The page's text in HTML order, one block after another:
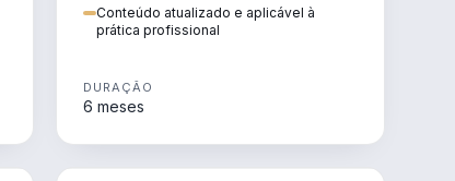
Conteúdo atualizado e aplicável à
prática profissional
DURAÇÃO
6 meses